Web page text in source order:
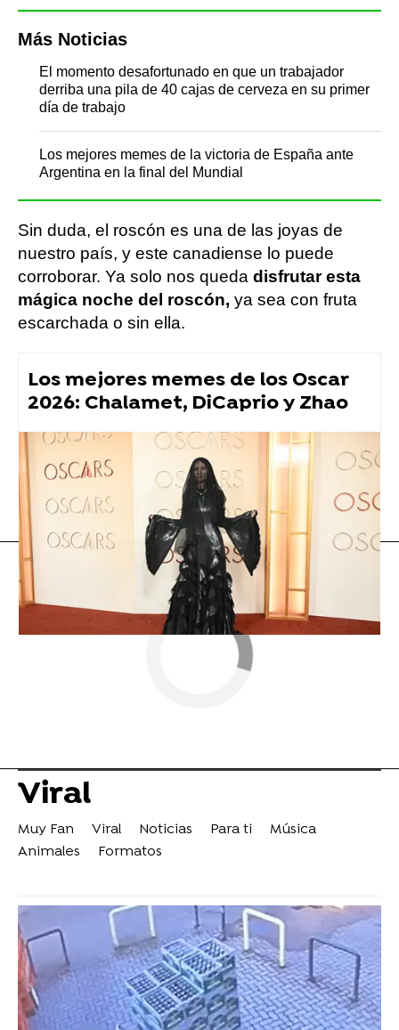
Más Noticias
El momento desafortunado en que un trabajador
derriba una pila de 40 cajas de cerveza en su primer
día de trabajo
Los mejores memes de la victoria de España ante
Argentina en la final del Mundial
Sin duda, el roscón es una de las joyas de
nuestro país, y este canadiense lo puede
corroborar. Ya solo nos queda disfrutar esta
mágica noche del roscón, ya sea con fruta
escarchada o sin ella.
Los mejores memes de los Oscar
2026: Chalamet, DiCaprio y Zhao
tiktok Vídeo viral
Viral
Muy Fan Viral Noticias Para ti
Música
Animales
Formatos